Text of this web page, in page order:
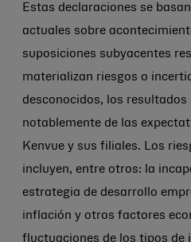
Estas declaraciones se
actuales sobre
suposiciones subyacentes
materializan riesgos o
desconocidos, los
notablemente de las
Kenvue y sus filiales. Los
incluyen, entre otros: la
estrategia de desarrollo
inflación y otros factores
fluctuaciones de los tipos de